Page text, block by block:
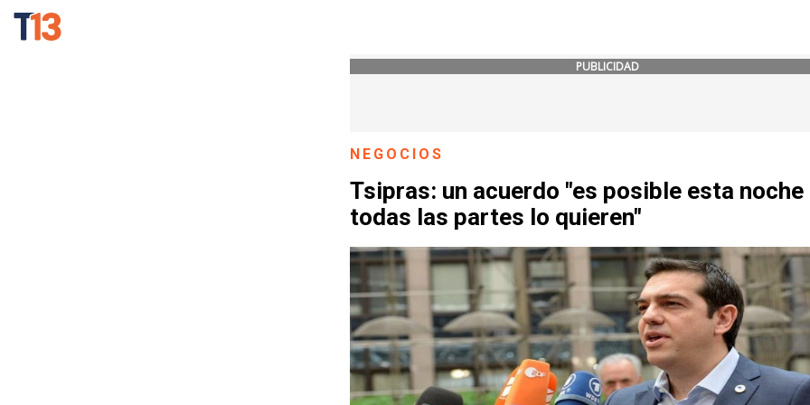
PUBLICIDAD
NEGOCIOS
Tsipras: un acuerdo "es posible esta noche
todas las partes lo quieren"